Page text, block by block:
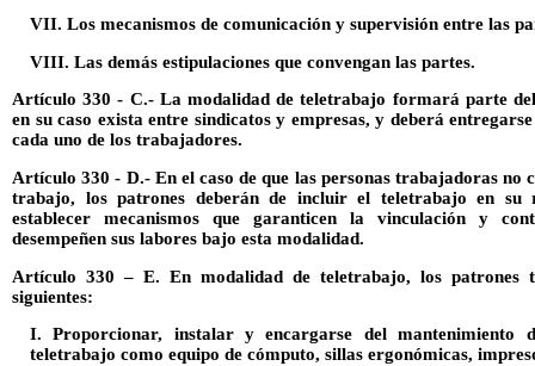
VII. Los mecanismos de comunicación y supervisión entre las
VIII. Las demás estipulaciones que convengan las partes.
Artículo 330 - C.- La modalidad de teletrabajo formará parte
en su caso exista entre sindicatos y empresas, y deberá
cada uno de los trabajadores.
Artículo 330 - D.- En el caso de que las personas trabajadoras no
trabajo, los patrones deberán de incluir el teletrabajo en
establecer mecanismos que garanticen la vinculación y
desempeñen sus labores bajo esta modalidad.
Artículo 330 – E. En modalidad de teletrabajo, los patrones
siguientes:
I. Proporcionar, instalar y encargarse del mantenimiento
teletrabajo como equipo de cómputo, sillas ergonómicas,